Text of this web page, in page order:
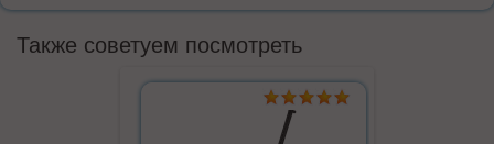
Также советуем посмотреть